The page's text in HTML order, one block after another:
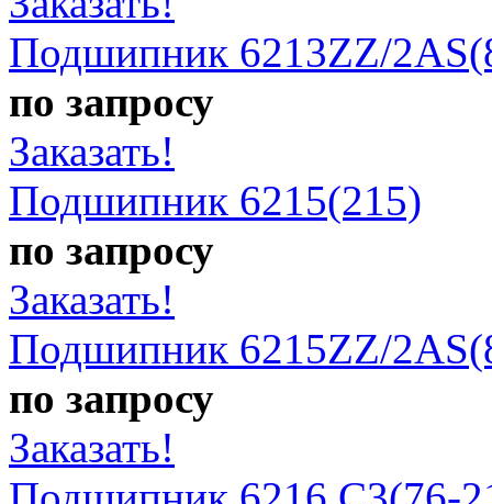
Подшипник 6213ZZ/
по запросу
Заказать!
Подшипник 6215(215)
по запросу
Заказать!
Подшипник 6215ZZ/
по запросу
Заказать!